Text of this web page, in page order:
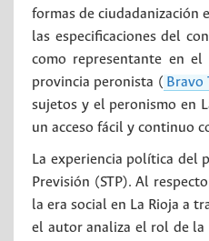
formas de
las especificaciones del
como representante en
provincia peronista ( Bravo
sujetos y el peronismo en
un acceso fácil y continuo
La experiencia política del
Previsión (STP). Al
la era social en La Rioja a
el autor analiza el rol de la